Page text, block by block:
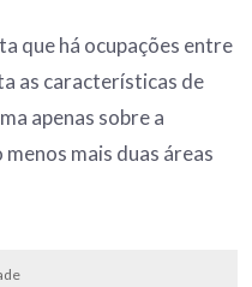
que há ocupações entre
as características de
apenas sobre a
mais duas áreas